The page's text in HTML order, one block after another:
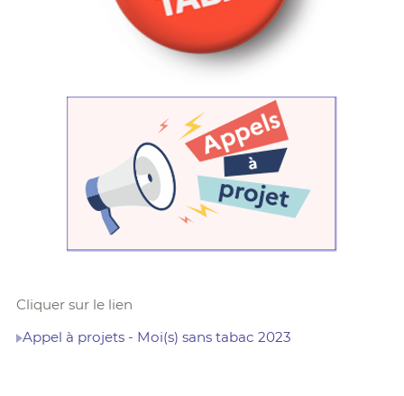
Cliquer sur le lien
Appel à projets - Moi(s) sans tabac 2023